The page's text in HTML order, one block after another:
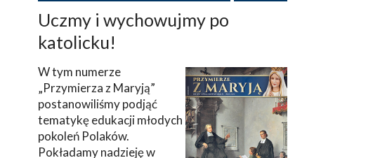
Uczmy i wychowujmy po
katolicku!
W tym numerze
„Przymierza z Maryją”
postanowiliśmy podjąć
tematykę edukacji młodych
pokoleń Polaków.
Pokładamy nadzieję w